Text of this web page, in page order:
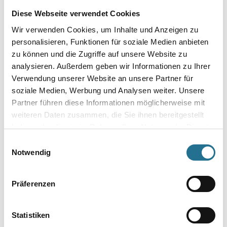
Diese Webseite verwendet Cookies
Wir verwenden Cookies, um Inhalte und Anzeigen zu
personalisieren, Funktionen für soziale Medien anbieten
zu können und die Zugriffe auf unsere Website zu
analysieren. Außerdem geben wir Informationen zu Ihrer
Verwendung unserer Website an unsere Partner für
soziale Medien, Werbung und Analysen weiter. Unsere
Partner führen diese Informationen möglicherweise mit
weiteren Daten zusammen, die Sie ihnen bereitgestellt
haben oder die sie im Rahmen Ihrer Nutzung der Dienste
Notwendig
Präferenzen
Statistiken
MPlus MultiVorstrich 10,0
kg EC1 Plus & Blauer
Engel NEU
8001-003349
Bitte einloggen, um Preise zu
sehen
MPlus MultiVorstrich 5,0 kg
EC1 Plus & Blauer Engel
8001-003350
Bitte einloggen, um Preise zu
sehen
- Langlebig, umweltfreundlich, strapazierfähig, hygienisch und